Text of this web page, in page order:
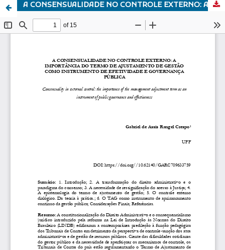
A CONSENSUALIDADE NO CONTROLE EXTERNO: A IMPORTÂNCIA DO TERMO DE AJUSTAMENTO DE GESTÃO COMO INSTRUMENTO DE EFETIVIDADE E GOVERNANÇA PÚBLICA